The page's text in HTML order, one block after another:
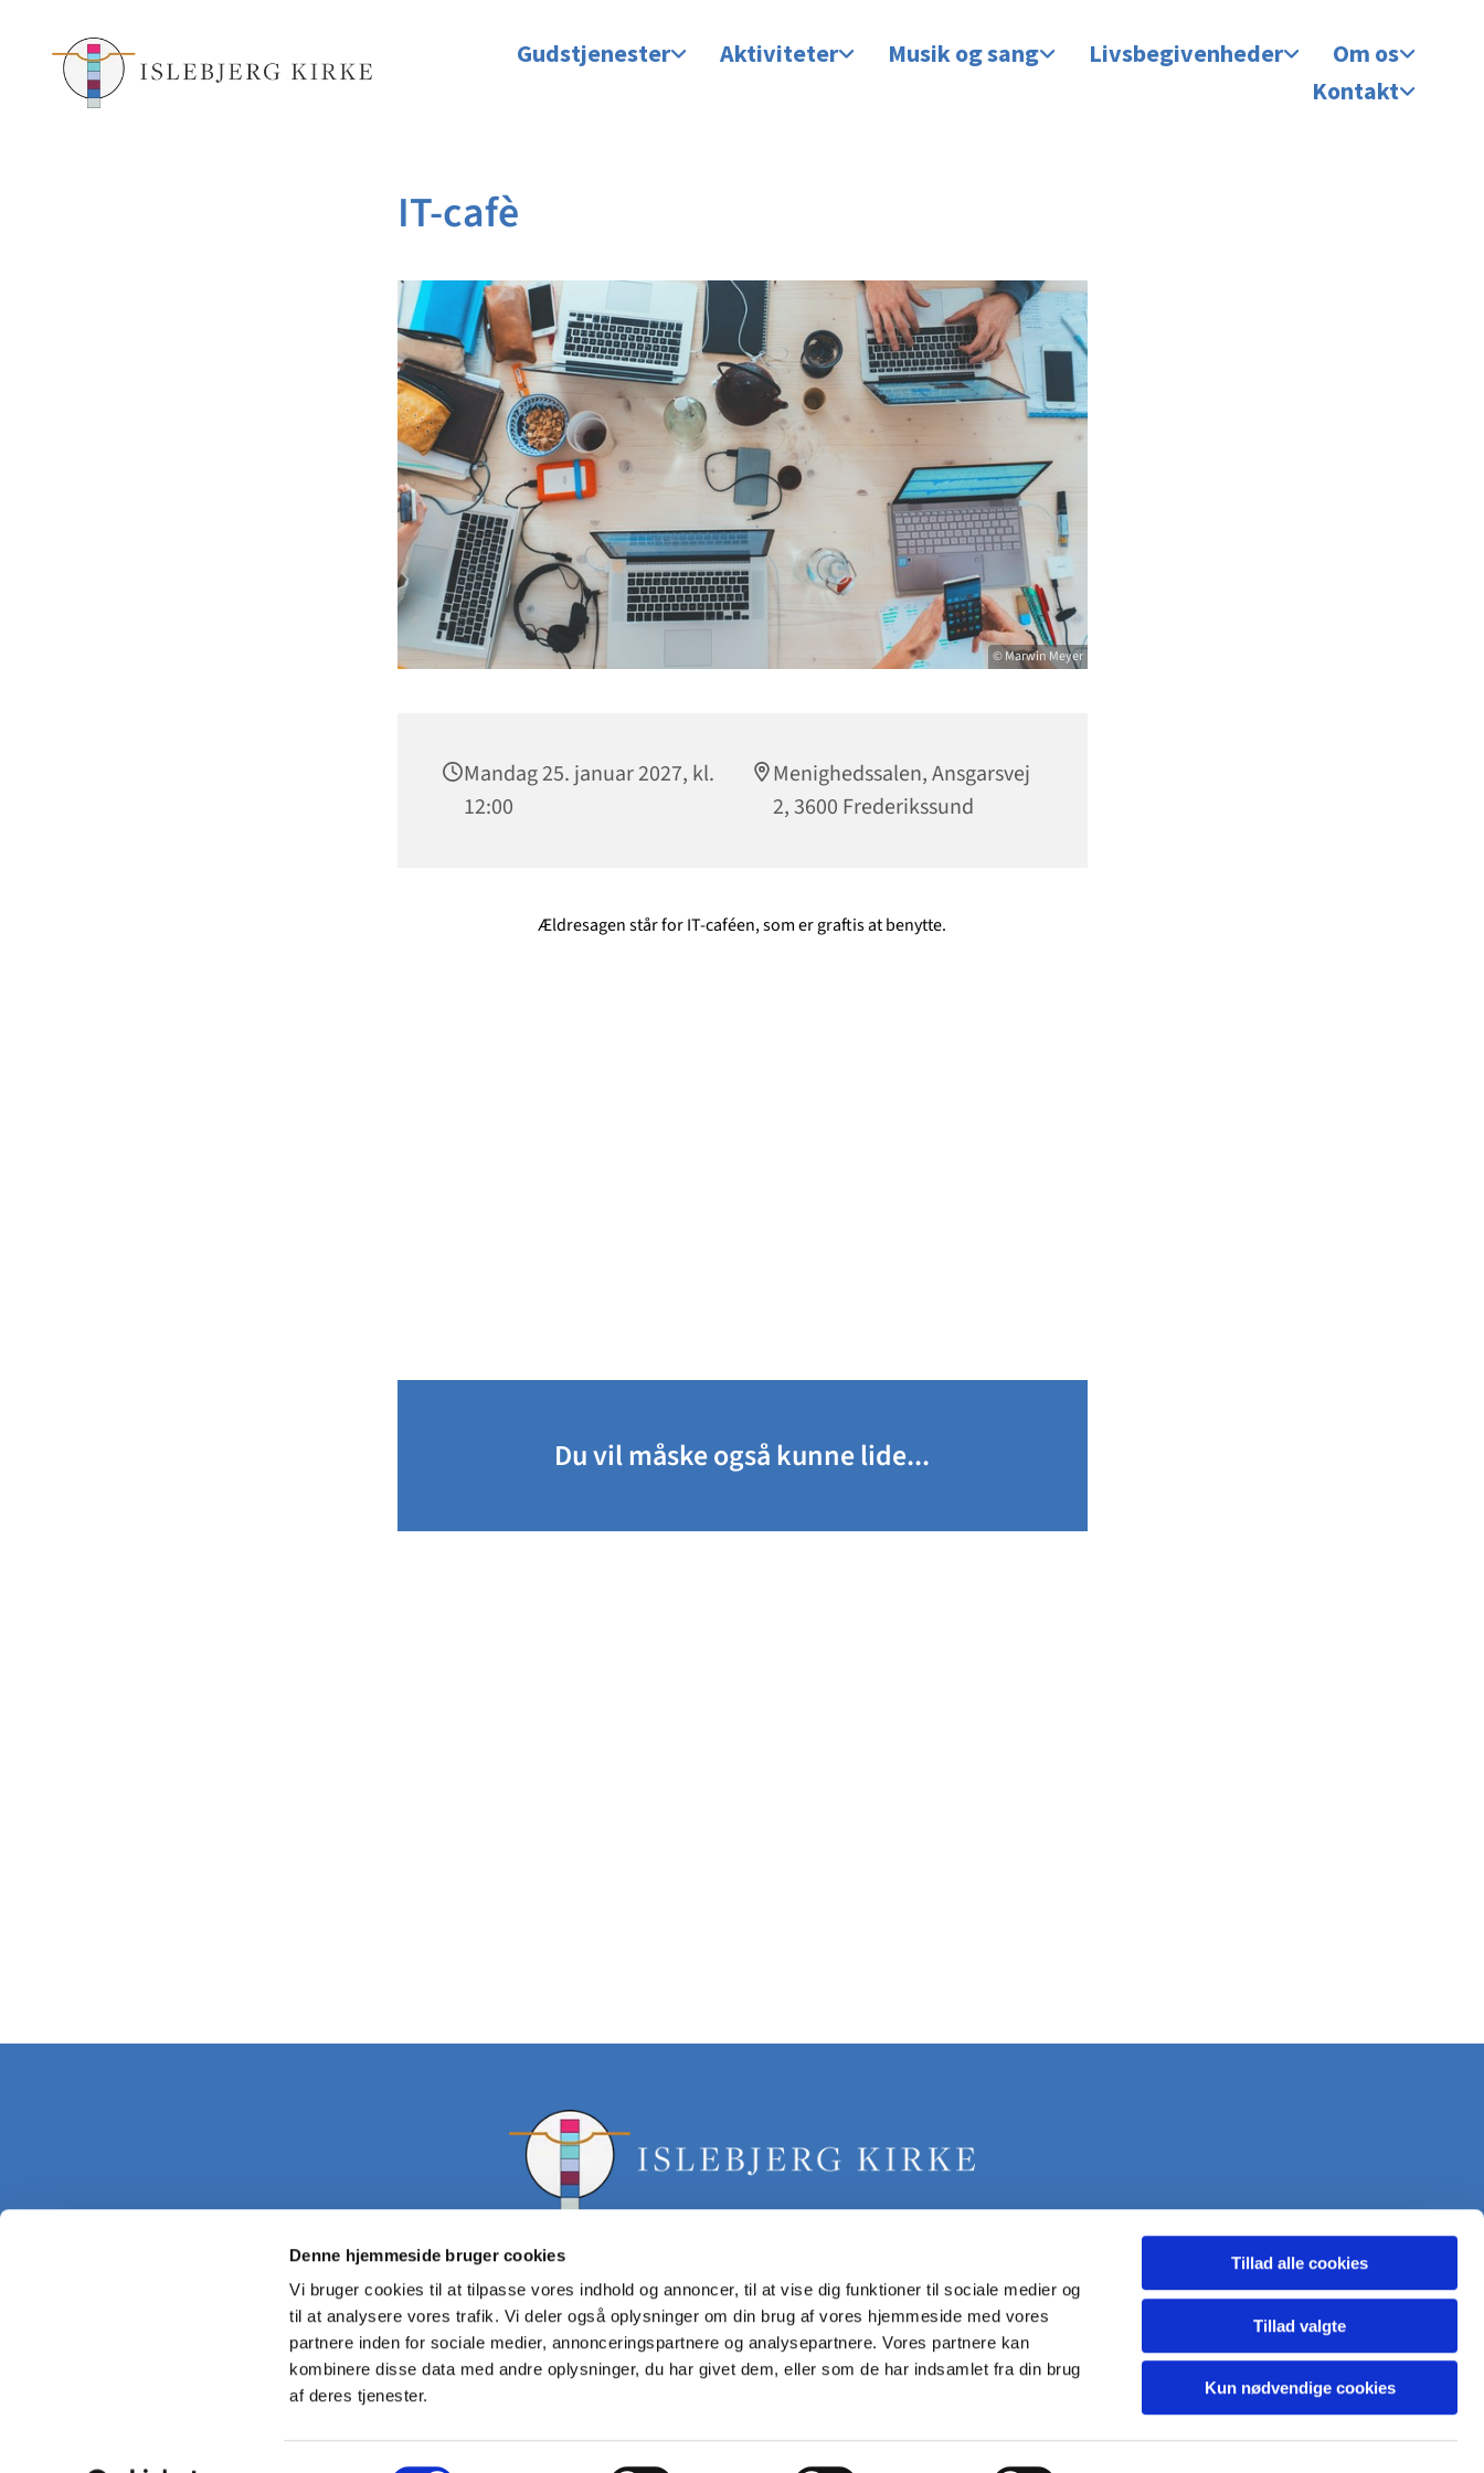
Denne hjemmeside bruger cookies
Vi bruger cookies til at tilpasse vores indhold og annoncer, til at vise dig funktioner til sociale medier og
til at analysere vores trafik. Vi deler også oplysninger om din brug af vores hjemmeside med vores
partnere inden for sociale medier, annonceringspartnere og analysepartnere. Vores partnere kan
kombinere disse data med andre oplysninger, du har givet dem, eller som de har indsamlet fra din brug
af deres tjenester.
Tillad alle cookies
Tillad valgte
Kun nødvendige cookies
Gudstjenester Aktiviteter Musik og sang Livsbegivenheder
Om os
Kontakt
IT-cafè
© Marwin Meyer
Mandag 25. januar 2027, kl.
12:00
Menighedssalen, Ansgarsvej
2, 3600 Frederikssund
Ældresagen står for IT-caféen, som er graftis at benytte.
Du vil måske også kunne lide...
islebjerg.sogn@km.dk tlf: 40358061